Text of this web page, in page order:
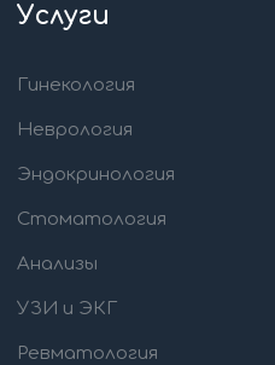
Услуги
Гинекология
Неврология
Эндокринология
Стоматология
Анализы
УЗИ и ЭКГ
Ревматология